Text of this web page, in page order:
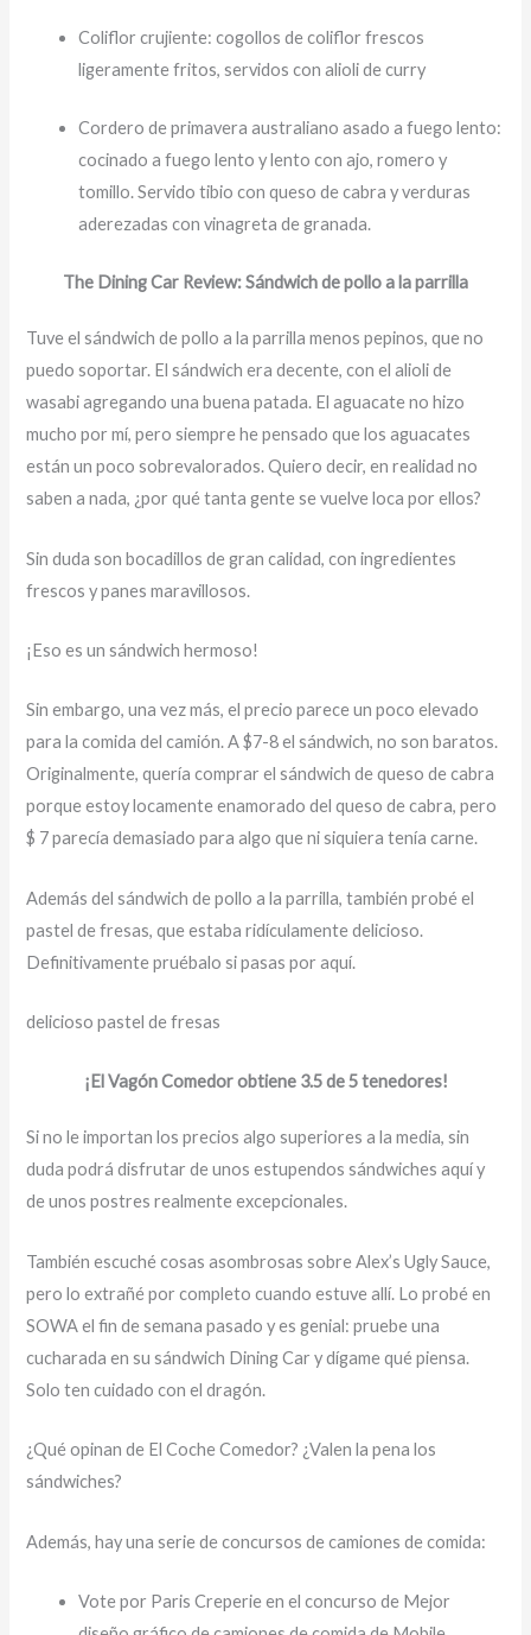
Coliflor crujiente: cogollos de coliflor frescos
ligeramente fritos, servidos con alioli de curry
Cordero de primavera australiano asado a fuego lento:
cocinado a fuego lento y lento con ajo, romero y
tomillo. Servido tibio con queso de cabra y verduras
aderezadas con vinagreta de granada.
The Dining Car Review: Sándwich de pollo a la parrilla
Tuve el sándwich de pollo a la parrilla menos pepinos, que no
puedo soportar. El sándwich era decente, con el alioli de
wasabi agregando una buena patada. El aguacate no hizo
mucho por mí, pero siempre he pensado que los aguacates
están un poco sobrevalorados. Quiero decir, en realidad no
saben a nada, ¿por qué tanta gente se vuelve loca por ellos?
Sin duda son bocadillos de gran calidad, con ingredientes
frescos y panes maravillosos.
¡Eso es un sándwich hermoso!
Sin embargo, una vez más, el precio parece un poco elevado
para la comida del camión. A $7-8 el sándwich, no son baratos.
Originalmente, quería comprar el sándwich de queso de cabra
porque estoy locamente enamorado del queso de cabra, pero
$ 7 parecía demasiado para algo que ni siquiera tenía carne.
Además del sándwich de pollo a la parrilla, también probé el
pastel de fresas, que estaba ridículamente delicioso.
Definitivamente pruébalo si pasas por aquí.
delicioso pastel de fresas
¡El Vagón Comedor obtiene 3.5 de 5 tenedores!
Si no le importan los precios algo superiores a la media, sin
duda podrá disfrutar de unos estupendos sándwiches aquí y
de unos postres realmente excepcionales.
También escuché cosas asombrosas sobre Alex’s Ugly Sauce,
pero lo extrañé por completo cuando estuve allí. Lo probé en
SOWA el fin de semana pasado y es genial: pruebe una
cucharada en su sándwich Dining Car y dígame qué piensa.
Solo ten cuidado con el dragón.
¿Qué opinan de El Coche Comedor? ¿Valen la pena los
sándwiches?
Además, hay una serie de concursos de camiones de comida:
Vote por Paris Creperie en el concurso de Mejor